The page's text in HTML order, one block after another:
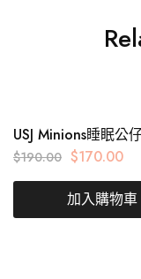
USJ Minions睡眠公
$190.00 $170.00
加入購物車